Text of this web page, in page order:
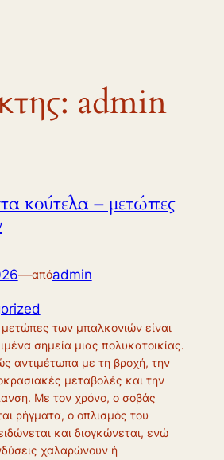
admin
κούτελα – μετώπες
—απόadmin
των μπαλκονιών είναι
σημεία μιας πολυκατοικίας.
αντιμέτωπα με τη βροχή, την
μεταβολές και την
Με τον χρόνο, ο σοβάς
ρήγματα, ο οπλισμός του
και διογκώνεται, ενώ
χαλαρώνουν ή